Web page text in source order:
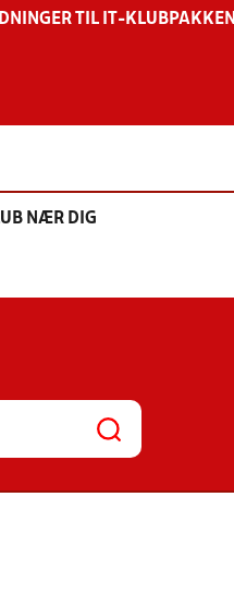
TIL IT-KLUBPAKKEN
NÆR DIG